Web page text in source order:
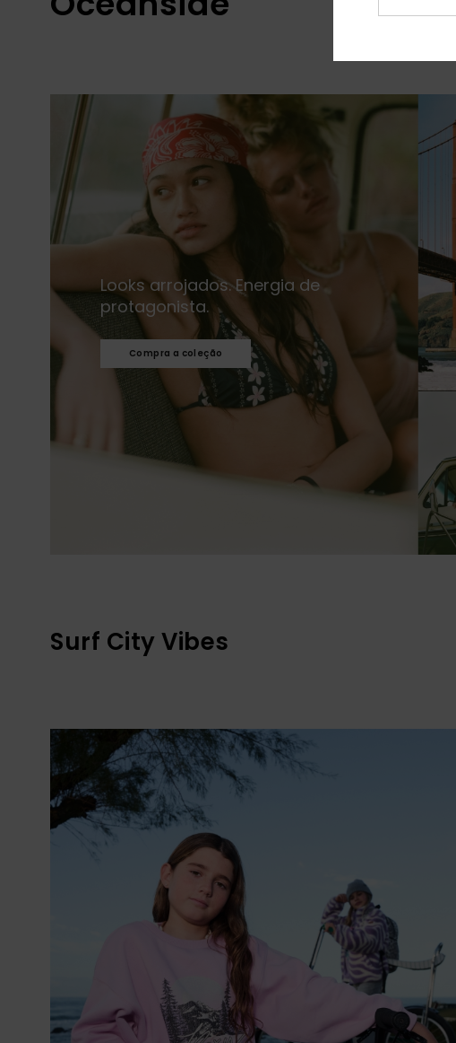
Looks arrojados. Energia de
protagonista.​
Compra a coleção
Surf City Vibes